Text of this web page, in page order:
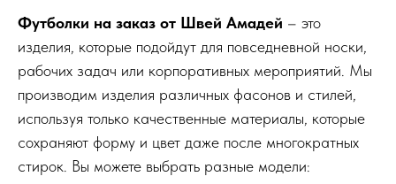
Футболки на заказ от Швей Амадей – это
изделия, которые подойдут для повседневной носки,
рабочих задач или корпоративных мероприятий. Мы
производим изделия различных фасонов и стилей,
используя только качественные материалы, которые
сохраняют форму и цвет даже после многократных
стирок. Вы можете выбрать разные модели: